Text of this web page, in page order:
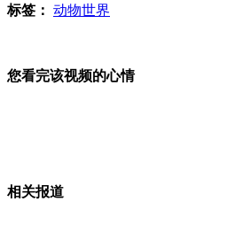
芦山地震震中烈度有望近日公布
标签： 动物世界
您看完该视频的心情
相关报道